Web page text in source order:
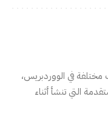
في الووردبريس،
التي تنشأ أثناء